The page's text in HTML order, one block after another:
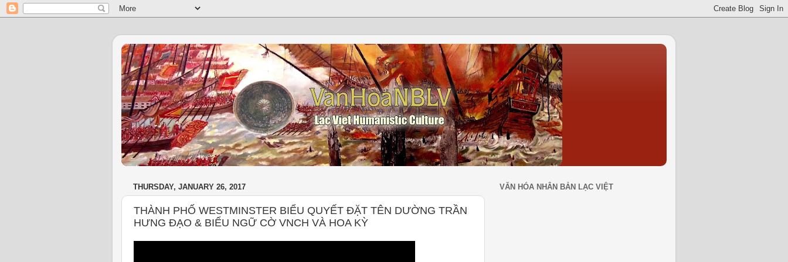
THURSDAY, JANUARY 26, 2017
THÀNH PHỐ WESTMINSTER BIỂU QUYẾT ĐẶT TÊN DƯỜNG TRẦN
HƯNG ĐẠO & BIỂU NGỮ CỜ VNCH VÀ HOA KỲ
VĂN HÓA NHÂN BẢN LẠC VIỆT